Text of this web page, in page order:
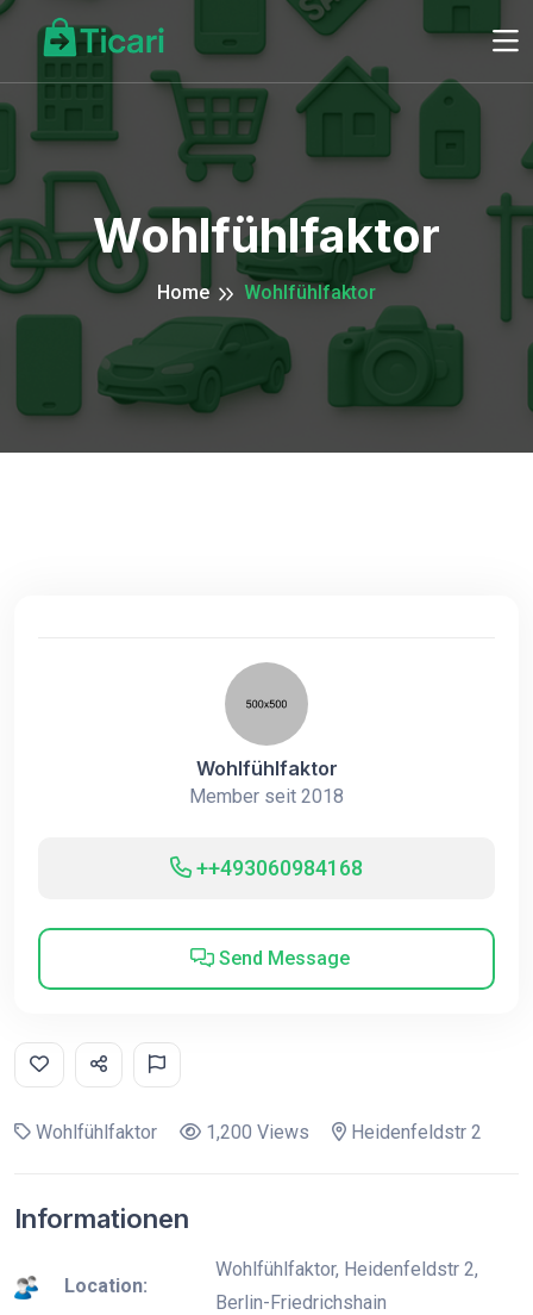
Wohlfühlfaktor
Home Wohlfühlfaktor
Wohlfühlfaktor
Member seit 2018
++493060984168
Send Message
Wohlfühlfaktor 1,200 Views Heidenfeldstr 2
Informationen
Location:
Wohlfühlfaktor, Heidenfeldstr 2,
Berlin-Friedrichshain